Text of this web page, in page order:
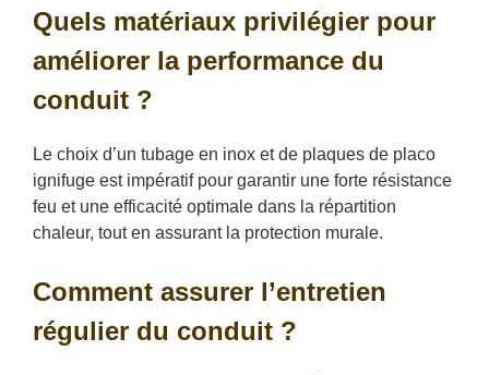
Quels matériaux privilégier pour
améliorer la performance du
conduit ?
Le choix d’un tubage en inox et de plaques de placo
ignifuge est impératif pour garantir une forte résistance
feu et une efficacité optimale dans la répartition
chaleur, tout en assurant la protection murale.
Comment assurer l’entretien
régulier du conduit ?